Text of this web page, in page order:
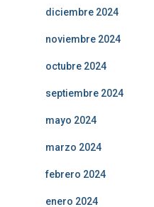
diciembre 2024
noviembre 2024
octubre 2024
septiembre 2024
mayo 2024
marzo 2024
febrero 2024
enero 2024